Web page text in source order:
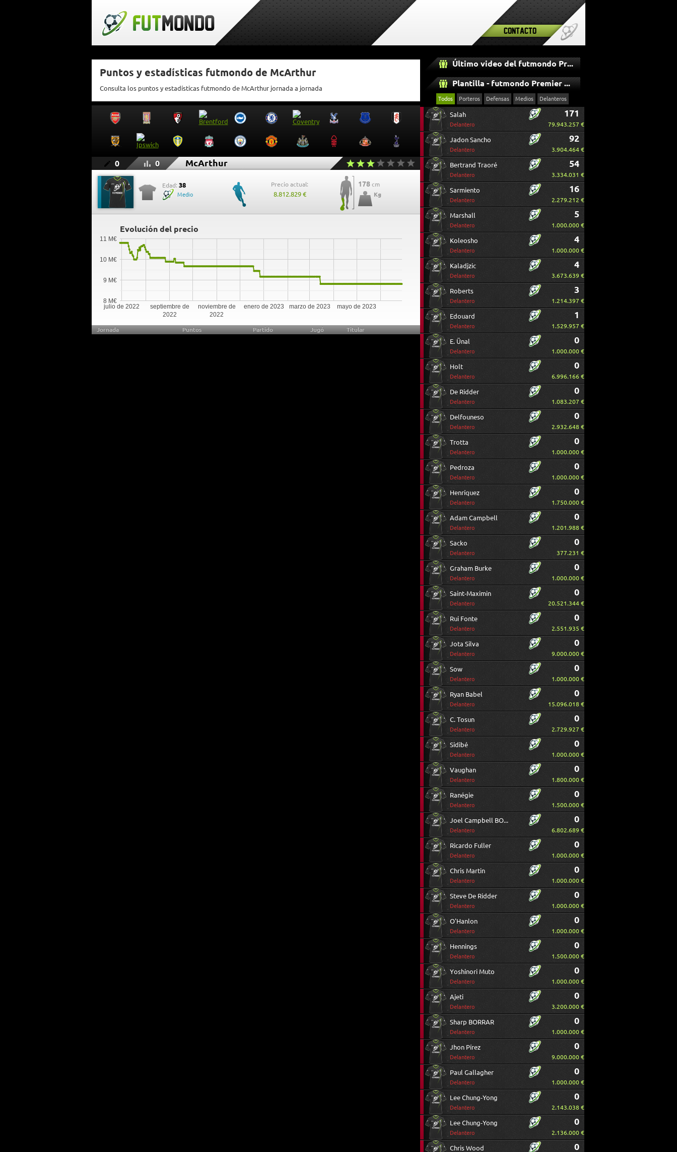
Contacto
Puntos y estadísticas futmondo de McArthur
Consulta los puntos y estadísticas futmondo de McArthur jornada a jornada
0 0 McArthur
Edad: 38
Medio
Precio actual:
8.812.829 €
178 cm
Kg
Evolución del precio
julio de 2022
septiembre de
2022
noviembre de
2022
enero de 2023 marzo de 2023 mayo de 2023
8 M€
9 M€
10 M€
11 M€
Jornada Puntos Partido Jugó Titular
Último video del futmondo Premier League
Plantilla - futmondo Premier League
Todos Porteros Defensas Medios Delanteros
Salah
Delantero
171
79.943.257 €
Jadon Sancho
Delantero
92
3.904.464 €
Bertrand Traoré
Delantero
54
3.334.031 €
Sarmiento
Delantero
16
2.279.212 €
Marshall
Delantero
5
1.000.000 €
Koleosho
Delantero
4
1.000.000 €
Kaladjzic
Delantero
4
3.673.639 €
Roberts
Delantero
3
1.214.397 €
Edouard
Delantero
1
1.529.957 €
E. Ünal
Delantero
0
1.000.000 €
Holt
Delantero
0
6.996.166 €
De Ridder
Delantero
0
1.083.207 €
Delfouneso
Delantero
0
2.932.648 €
Trotta
Delantero
0
1.000.000 €
Pedroza
Delantero
0
1.000.000 €
Henríquez
Delantero
0
1.750.000 €
Adam Campbell
Delantero
0
1.201.988 €
Sacko
Delantero
0
377.231 €
Graham Burke
Delantero
0
1.000.000 €
Saint-Maximin
Delantero
0
20.521.344 €
Rui Fonte
Delantero
0
2.551.935 €
Jota Silva
Delantero
0
9.000.000 €
Sow
Delantero
0
1.000.000 €
Ryan Babel
Delantero
0
15.096.018 €
C. Tosun
Delantero
0
2.729.927 €
Sidibé
Delantero
0
1.000.000 €
Vaughan
Delantero
0
1.800.000 €
Ranégie
Delantero
0
1.500.000 €
Joel Campbell BORRAR
Delantero
0
6.802.689 €
Ricardo Fuller
Delantero
0
1.000.000 €
Chris Martin
Delantero
0
1.000.000 €
Steve De Ridder
Delantero
0
1.000.000 €
O'Hanlon
Delantero
0
1.000.000 €
Hennings
Delantero
0
1.500.000 €
Yoshinori Muto
Delantero
0
1.000.000 €
Ajeti
Delantero
0
3.200.000 €
Sharp BORRAR
Delantero
0
1.000.000 €
Jhon Pírez
Delantero
0
9.000.000 €
Paul Gallagher
Delantero
0
1.000.000 €
Lee Chung-Yong
Delantero
0
2.143.038 €
Lee Chung-Yong
Delantero
0
2.136.000 €
Chris Wood 0